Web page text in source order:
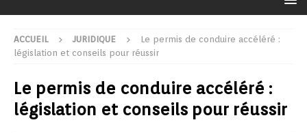
ACCUEIL JURIDIQUE
Le permis de conduire accéléré :
législation et conseils pour réussir
Le permis de conduire accéléré :
législation et conseils pour réussir